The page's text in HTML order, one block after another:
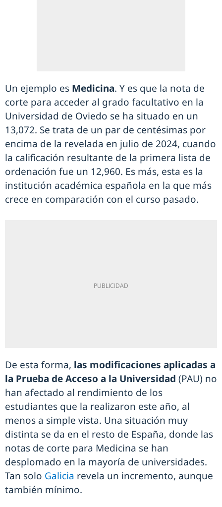
Un ejemplo es Medicina. Y es que la nota de
corte para acceder al grado facultativo en la
Universidad de Oviedo se ha situado en un
13,072. Se trata de un par de centésimas por
encima de la revelada en julio de 2024, cuando
la calificación resultante de la primera lista de
ordenación fue un 12,960. Es más, esta es la
institución académica española en la que más
crece en comparación con el curso pasado.
De esta forma, las modificaciones aplicadas a
la Prueba de Acceso a la Universidad (PAU) no
han afectado al rendimiento de los
estudiantes que la realizaron este año, al
menos a simple vista. Una situación muy
distinta se da en el resto de España, donde las
notas de corte para Medicina se han
desplomado en la mayoría de universidades.
Tan solo Galicia revela un incremento, aunque
también mínimo.